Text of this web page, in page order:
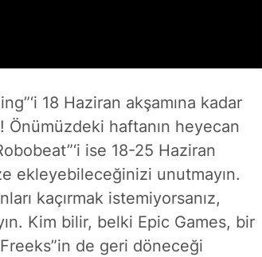
18 Haziran akşamına kadar
Önümüzdeki haftanın heyecan
ise 18-25 Haziran
ekleyebileceğinizi unutmayın.
kaçırmak istemiyorsanız,
Kim bilir, belki Epic Games, bir
de geri döneceği